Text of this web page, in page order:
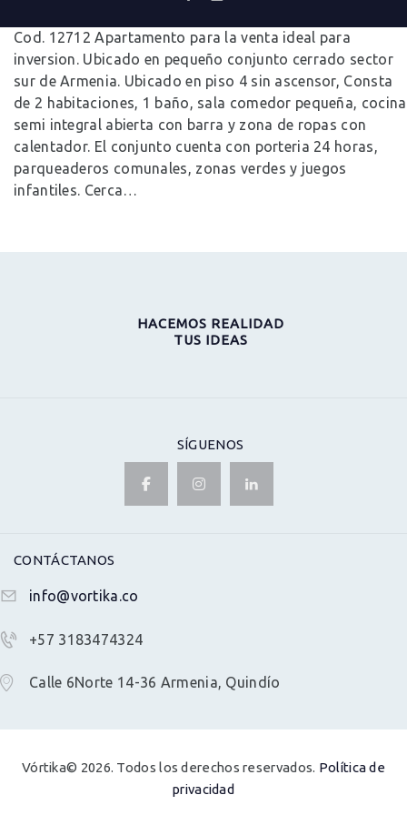
Cod. 12712 Apartamento para la venta ideal para
inversion. Ubicado en pequeño conjunto cerrado sector
sur de Armenia. Ubicado en piso 4 sin ascensor, Consta
de 2 habitaciones, 1 baño, sala comedor pequeña, cocina
semi integral abierta con barra y zona de ropas con
calentador. El conjunto cuenta con porteria 24 horas,
parqueaderos comunales, zonas verdes y juegos
infantiles. Cerca…
HACEMOS REALIDAD
TUS IDEAS
SÍGUENOS
CONTÁCTANOS
info@vortika.co
+57 3183474324
Calle 6Norte 14-36 Armenia, Quindío
Vórtika© 2026. Todos los derechos reservados. Política de
privacidad